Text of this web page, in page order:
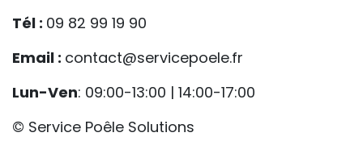
Tél : 09 82 99 19 90
Email : contact@servicepoele.fr
Lun-Ven: 09:00-13:00 | 14:00-17:00
© Service Poêle Solutions